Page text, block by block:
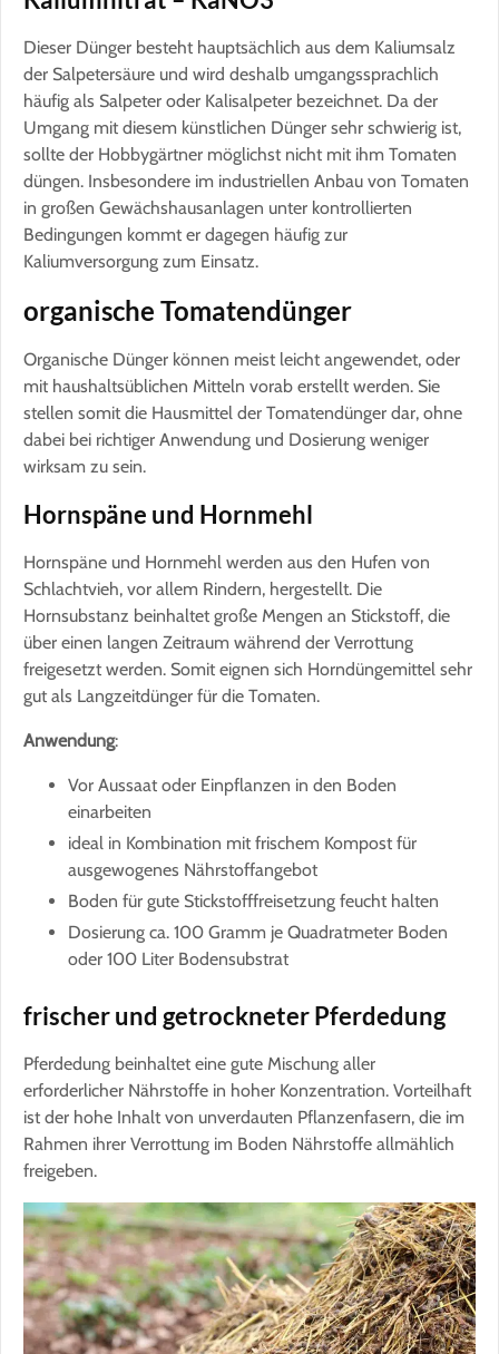
Dieser Dünger besteht hauptsächlich aus dem Kaliumsalz
der Salpetersäure und wird deshalb umgangssprachlich
häufig als Salpeter oder Kalisalpeter bezeichnet. Da der
Umgang mit diesem künstlichen Dünger sehr schwierig ist,
sollte der Hobbygärtner möglichst nicht mit ihm Tomaten
düngen. Insbesondere im industriellen Anbau von Tomaten
in großen Gewächshausanlagen unter kontrollierten
Bedingungen kommt er dagegen häufig zur
Kaliumversorgung zum Einsatz.
organische Tomatendünger
Organische Dünger können meist leicht angewendet, oder
mit haushaltsüblichen Mitteln vorab erstellt werden. Sie
stellen somit die Hausmittel der Tomatendünger dar, ohne
dabei bei richtiger Anwendung und Dosierung weniger
wirksam zu sein.
Hornspäne und Hornmehl
Hornspäne und Hornmehl werden aus den Hufen von
Schlachtvieh, vor allem Rindern, hergestellt. Die
Hornsubstanz beinhaltet große Mengen an Stickstoff, die
über einen langen Zeitraum während der Verrottung
freigesetzt werden. Somit eignen sich Horndüngemittel sehr
gut als Langzeitdünger für die Tomaten.
Anwendung:
Vor Aussaat oder Einpflanzen in den Boden
einarbeiten
ideal in Kombination mit frischem Kompost für
ausgewogenes Nährstoffangebot
Boden für gute Stickstofffreisetzung feucht halten
Dosierung ca. 100 Gramm je Quadratmeter Boden
oder 100 Liter Bodensubstrat
frischer und getrockneter Pferdedung
Pferdedung beinhaltet eine gute Mischung aller
erforderlicher Nährstoffe in hoher Konzentration. Vorteilhaft
ist der hohe Inhalt von unverdauten Pflanzenfasern, die im
Rahmen ihrer Verrottung im Boden Nährstoffe allmählich
freigeben.